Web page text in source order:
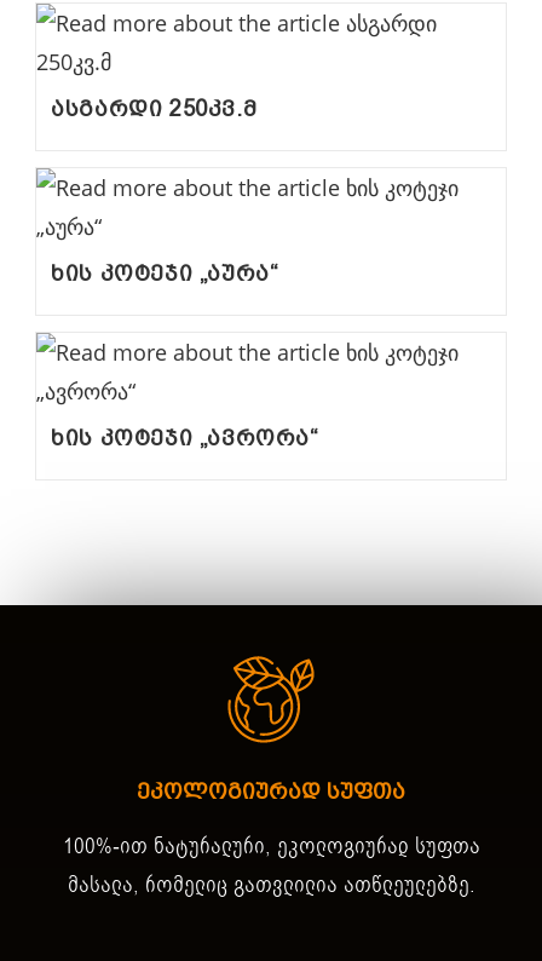
ასგარდი 250კვ.მ
ხის კოტეჯი „აურა“
ხის კოტეჯი „ავრორა“
ეკოლოგიურად სუფთა
100%-ით ნატურალური, ეკოლოგიურად სუფთა
მასალა, რომელიც გათვლილია ათწლეულებზე.